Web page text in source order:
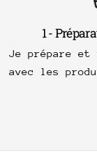
1 -
Je prépare et
avec les